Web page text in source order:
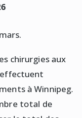
chirurgies aux
à Winnipeg.
total de